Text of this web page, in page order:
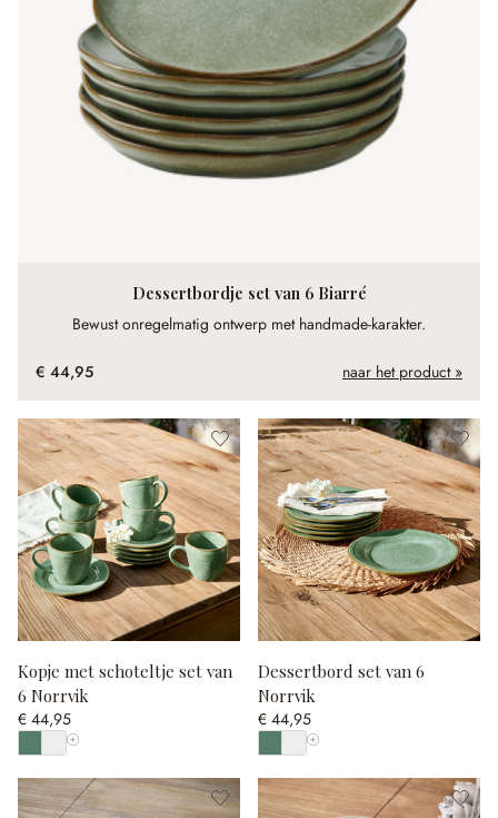
Dessertbordje set van 6 Biarré
Bewust onregelmatig ontwerp met handmade-karakter.
€ 44,95 naar het product »
Kopje met schoteltje set van
6 Norrvik
€ 44,95
Toon alle kleuren
Dessertbord set van 6
Norrvik
€ 44,95
Toon alle kleuren